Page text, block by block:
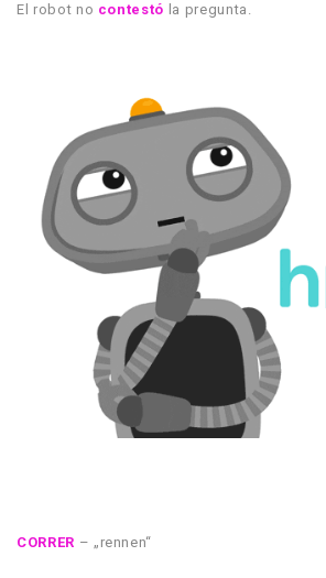
El robot no contestó la pregunta.
CORRER – „rennen“